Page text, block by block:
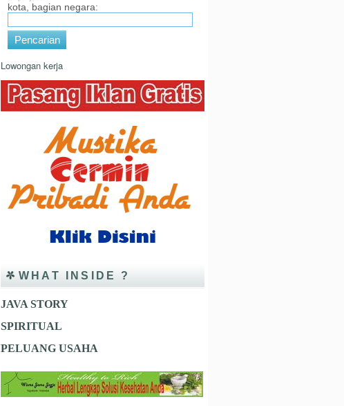
kota, bagian negara:
Pencarian
Lowongan kerja
WHAT INSIDE ?
JAVA STORY
SPIRITUAL
PELUANG USAHA